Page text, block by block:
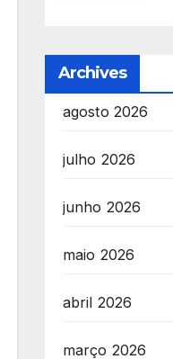
Archives
agosto 2026
julho 2026
junho 2026
maio 2026
abril 2026
março 2026